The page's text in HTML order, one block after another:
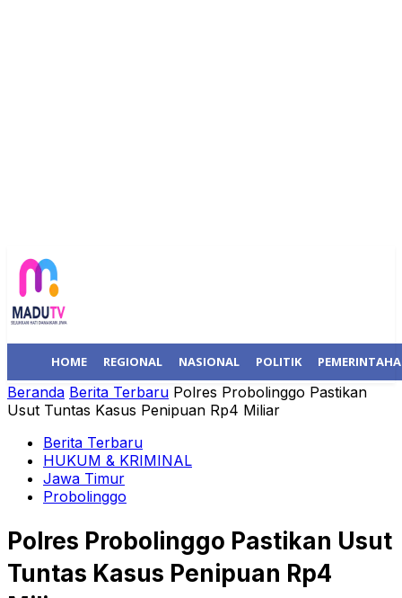
HOME REGIONAL NASIONAL POLITIK
Beranda Berita Terbaru Polres Probolinggo Pastikan
Usut Tuntas Kasus Penipuan Rp4 Miliar
Berita Terbaru
HUKUM & KRIMINAL
Jawa Timur
Probolinggo
Polres Probolinggo Pastikan Usut
Tuntas Kasus Penipuan Rp4